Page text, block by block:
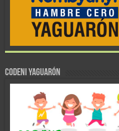
CODENI YAGUARÓN